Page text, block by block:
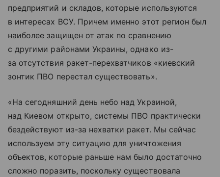
предприятий и складов, которые используются
в интересах ВСУ. Причем именно этот регион был
наиболее защищен от атак по сравнению
с другими районами Украины, однако из-
за отсутствия ракет-перехватчиков «киевский
зонтик ПВО перестал существовать».
«На сегодняшний день небо над Украиной,
над Киевом открыто, системы ПВО практически
бездействуют из-за нехватки ракет. Мы сейчас
используем эту ситуацию для уничтожения
объектов, которые раньше нам было достаточно
сложно поразить, поскольку существовала